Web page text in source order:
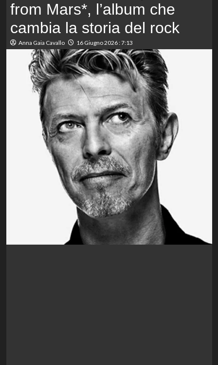
from Mars*, l’album che
cambia la storia del rock
Anna Gaia Cavallo 16 Giugno 2026 : 7:13